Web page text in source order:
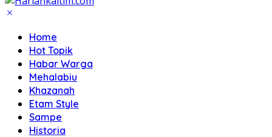
Home
Hot Topik
Habar Warga
Mehalabiu
Khazanah
Etam Style
Sampe
Historia